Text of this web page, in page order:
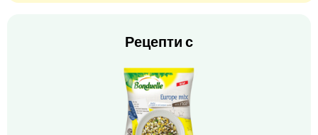
Рецепти с